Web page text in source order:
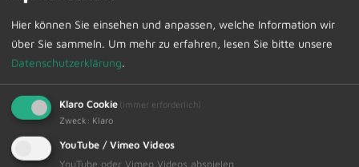
Mittwoch, 28.05.2025 – kein TREFF!
Unser offenes Wunderwerk- Cafe am Mittwochabend
geht in die Sommerpause. Seid ge-spannt auf neue
Angebote und Möglichkeiten des Austausches!)
Donnerstag, 29.05.2025 – kein TREFF!
Feiertag: Kein offener Treff mit wechselndem Kreativ-
oder Vorleseangebot.
Hier können Sie einsehen und anpassen, welche Information wir
über Sie sammeln. Um mehr zu erfahren, lesen Sie bitte unsere
Datenschutzerklärung.
Klaro Cookie (immer erforderlich)
Zweck : Klaro
YouTube / Vimeo Videos
YouTube oder Vimeo Videos abspielen